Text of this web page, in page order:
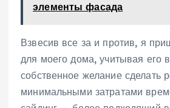
элементы фасада
Взвесив все за и против, я
для моего дома, учитывая его
собственное желание сделать
минимальными затратами